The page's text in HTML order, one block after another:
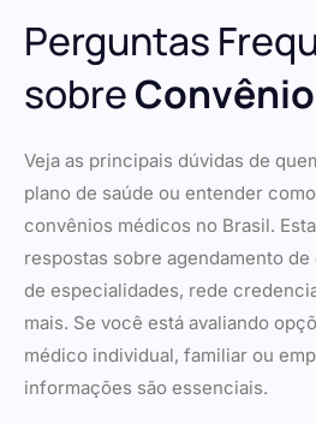
Perguntas
sobre
Veja as principais dúvidas de
plano de saúde ou entender
convênios médicos no Brasil.
respostas sobre agendamento
de especialidades, rede
mais. Se você está avaliando
médico individual, familiar ou
informações são essenciais.